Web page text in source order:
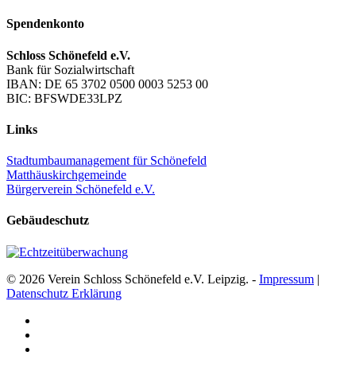
Spendenkonto
Schloss Schönefeld e.V.
Bank für Sozialwirtschaft
IBAN: DE 65 3702 0500 0003 5253 00
BIC: BFSWDE33LPZ
Links
Stadtumbaumanagement für Schönefeld
Matthäuskirchgemeinde
Bürgerverein Schönefeld e.V.
Gebäudeschutz
© 2026 Verein Schloss Schönefeld e.V. Leipzig. - Impressum |
Datenschutz Erklärung